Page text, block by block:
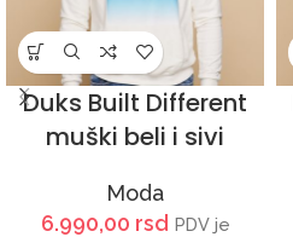
Duks Built Different
muški beli i sivi
Moda
6.990,00 rsd PDV je